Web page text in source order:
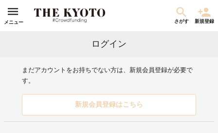
メニュー さがす 新規登録
ログイン
まだアカウントをお持ちでない方は、新規会員登録が必要で
す。
新規会員登録はこちら